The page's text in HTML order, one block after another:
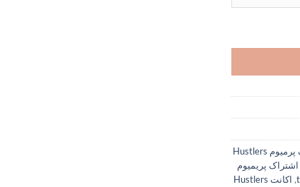
اشتراک پرمیوم Hustlers
اشتراک پریمیوم
,
اکانت Hustlers